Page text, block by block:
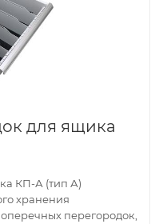
для ящика
КП-А (тип А)
хранения
перегородок,